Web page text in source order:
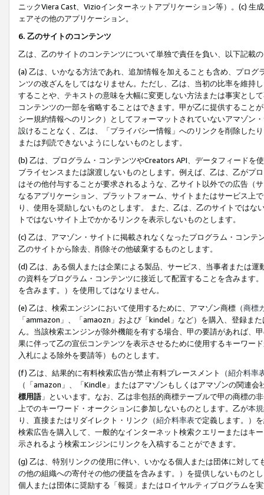
ニックViera Cast、Vizioインターネットアプリケーション等）。(c)
ェアその他のアプリケーション。
6. 乙のサイトのコンテンツ
乙は、乙のサイトのコンテンツについて単独で責任を負い、以下記載
(a) 乙は、いかなる方法であれ、追加情報を加えることも含め、プロ
ンツの改ざんをしてはなりません。ただし、乙は、当初の比率を維持
することや、テキストの意味を大幅に変更しない方法または事実とし
コンテンツの一部を省略することはできます。甲が乙に提供すること
シー規約情報へのリンク）としてフォーマットされていないアマゾン
設けることなく、乙は、「プライバシー情報」へのリンクを削除した
または判読できないようにしないものとします。
(b) 乙は、プログラム・コンテンツやCreators API、データフィード
ブライセンスまたは譲渡しないものとします。例えば、乙は、乙がプ
はその他付与することが要求されるような、乙サイト以外での広告（
なるアプリケーション、プラットフォーム、サイトまたはサービス上
り、使用を奨励しないものとします。 また、乙は、乙のサイトでは
トではないサイト上でかかるリンクを表示しないものとします。
(c) 乙は、アマゾン・サイトに掲載されなくなったプログラム・コン
乙のサイトから除去、削除その他破棄するものとします。
(d) 乙は、ある個人または企業による製品、サービス、当事者または
の資料をプログラム・コンテンツに接近して配置することを含みます
を含みます。）を使用してはなりません。
(e) 乙は、検索エンジンにおいて使用するために、アマゾン商標（商標
「ammazon」、「amaozn」および「kindel」など）を購入、登録ま
ん。当該検索エンジンが除外機能を有する場合、甲の要請があれば、
果に伴って乙の宣伝コンテンツを表示させるために使用するキーワー
入札による除外を要請等）ものとします。
(f) 乙は、結果的に有料検索広告が禁止有料プレースメント（紹介料率
（「amazon」、「Kindle」またはアマゾンもしくはアマゾンの関連
標用語」といいます。なお、乙は非包括的商標テーブルで甲の商標の
上でのキーワード・オークションに参加しないものとします。乙が本
り、直接またはリダイレクト・リンク（紹介料率表で定義します。）
検索広告を購入して、一般的なインターネット検索クエリーまたはキ
示されるよう検索エンジンにリンクを入稿することができます。
(g) 乙は、特別リンクの使用に伴い、いかなる個人または団体に対し
の他の組織への寄付その他の便益を含みます。）を提供しないものと
個人または団体に奨励する「報奨」またはロイヤルティプログラムを